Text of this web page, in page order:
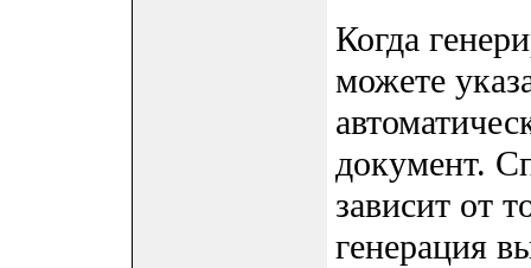
Когда
можете
документ.
зависит от
генерация